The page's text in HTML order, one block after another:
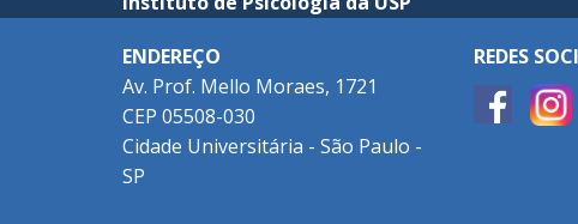
ENDEREÇO
Av. Prof. Mello Moraes, 1721
CEP 05508-030
Cidade Universitária - São Paulo -
SP
REDES